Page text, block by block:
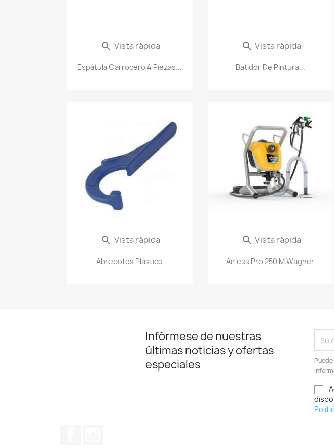
Espátula Carrocero 4 Piezas...
 Vista rápida
Batidor De Pintura...
 Vista rápida
Abrebotes Plástico
 Vista rápida
Airless Pro 250 M Wagner
 Vista rápida
Infórmese de nuestras
últimas noticias y ofertas
especiales